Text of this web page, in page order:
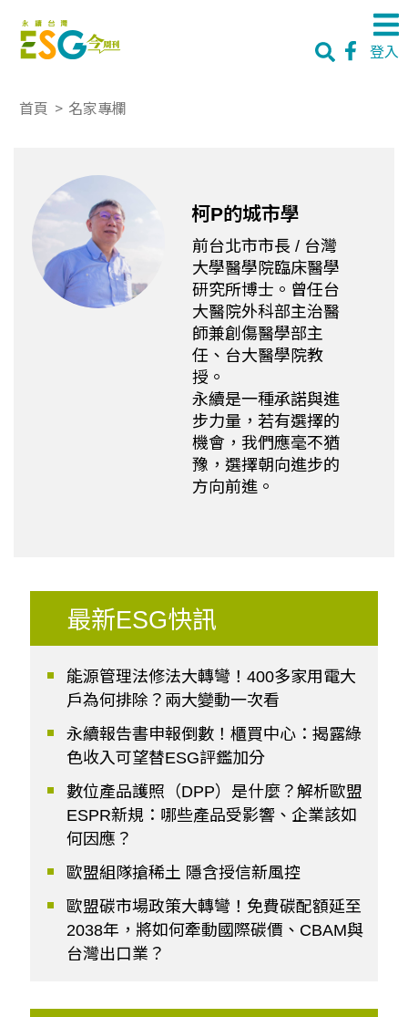
登入
首頁 > 名家專欄
柯P的城市學
前台北市市長 / 台灣
大學醫學院臨床醫學
研究所博士。曾任台
大醫院外科部主治醫
師兼創傷醫學部主
任、台大醫學院教
授。
永續是一種承諾與進
步力量，若有選擇的
機會，我們應毫不猶
豫，選擇朝向進步的
方向前進。
最新ESG快訊
能源管理法修法大轉彎！400多家用電大
戶為何排除？兩大變動一次看
永續報告書申報倒數！櫃買中心：揭露綠
色收入可望替ESG評鑑加分
數位產品護照（DPP）是什麼？解析歐盟
ESPR新規：哪些產品受影響、企業該如
何因應？
歐盟組隊搶稀土 隱含授信新風控
歐盟碳市場政策大轉彎！免費碳配額延至
2038年，將如何牽動國際碳價、CBAM與
台灣出口業？